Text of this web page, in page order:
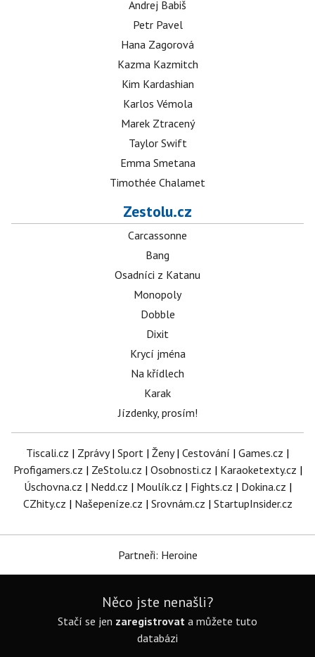
Andrej Babiš
Petr Pavel
Hana Zagorová
Kazma Kazmitch
Kim Kardashian
Karlos Vémola
Marek Ztracený
Taylor Swift
Emma Smetana
Timothée Chalamet
Zestolu.cz
Carcassonne
Bang
Osadníci z Katanu
Monopoly
Dobble
Dixit
Krycí jména
Na křídlech
Karak
Jízdenky, prosím!
Tiscali.cz | Zprávy| Sport | Ženy| Cestování | Games.cz |
Profigamers.cz | ZeStolu.cz | Osobnosti.cz | Karaoketexty.cz |
Úschovna.cz | Nedd.cz | Moulík.cz | Fights.cz | Dokina.cz |
CZhity.cz | Našepeníze.cz | Srovnám.cz | StartupInsider.cz
Partneři: Heroine
Něco jste nenašli?
Stačí se jen zaregistrovat a můžete tuto
databázi